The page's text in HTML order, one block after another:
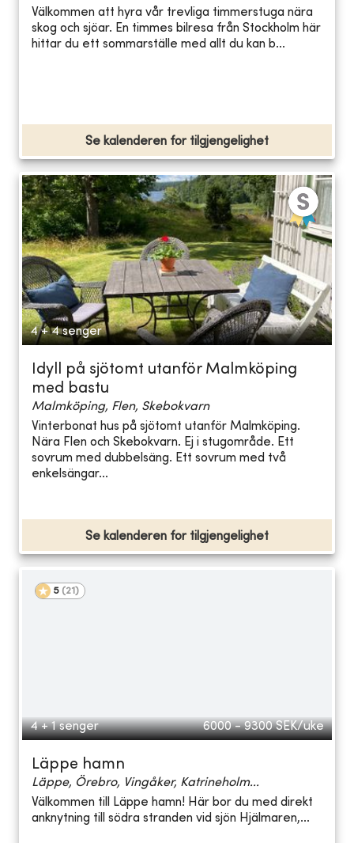
Välkommen att hyra vår trevliga timmerstuga nära
skog och sjöar. En timmes bilresa från Stockholm här
hittar du ett sommarställe med allt du kan b...
Se kalenderen for tilgjengelighet
4 + 4 senger
Idyll på sjötomt utanför Malmköping
med bastu
Malmköping, Flen, Skebokvarn
Vinterbonat hus på sjötomt utanför Malmköping.
Nära Flen och Skebokvarn. Ej i stugområde. Ett
sovrum med dubbelsäng. Ett sovrum med två
enkelsängar...
Se kalenderen for tilgjengelighet
5 (21 )
4 + 1 senger 6000 - 9300 SEK/uke
Läppe hamn
Läppe, Örebro, Vingåker, Katrineholm...
Välkommen till Läppe hamn! Här bor du med direkt
anknytning till södra stranden vid sjön Hjälmaren,...